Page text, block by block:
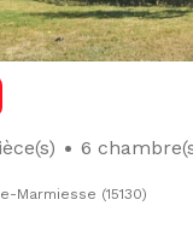
6
Marmiesse (15130)